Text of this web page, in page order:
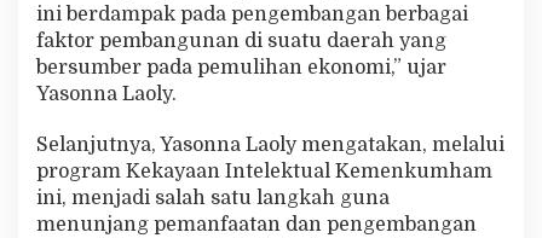
ini berdampak pada pengembangan berbagai
faktor pembangunan di suatu daerah yang
bersumber pada pemulihan ekonomi,” ujar
Yasonna Laoly.
Selanjutnya, Yasonna Laoly mengatakan, melalui
program Kekayaan Intelektual Kemenkumham
ini, menjadi salah satu langkah guna
menunjang pemanfaatan dan pengembangan